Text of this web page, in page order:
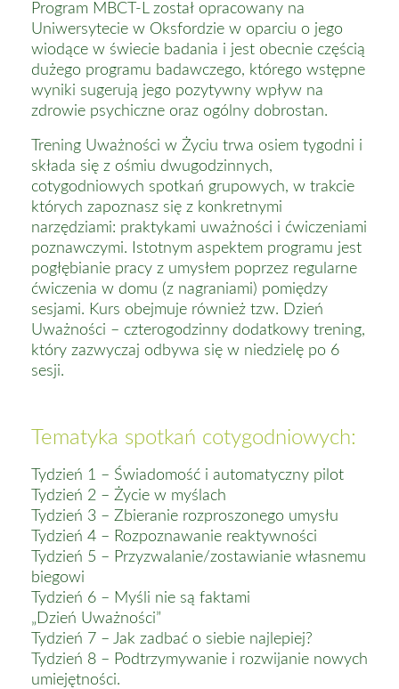
Program MBCT-L został opracowany na
Uniwersytecie w Oksfordzie w oparciu o jego
wiodące w świecie badania i jest obecnie częścią
dużego programu badawczego, którego wstępne
wyniki sugerują jego pozytywny wpływ na
zdrowie psychiczne oraz ogólny dobrostan.
Trening Uważności w Życiu trwa osiem tygodni i
składa się z ośmiu dwugodzinnych,
cotygodniowych spotkań grupowych, w trakcie
których zapoznasz się z konkretnymi
narzędziami: praktykami uważności i ćwiczeniami
poznawczymi. Istotnym aspektem programu jest
pogłębianie pracy z umysłem poprzez regularne
ćwiczenia w domu (z nagraniami) pomiędzy
sesjami. Kurs obejmuje również tzw. Dzień
Uważności – czterogodzinny dodatkowy trening,
który zazwyczaj odbywa się w niedzielę po 6
sesji.
Tematyka spotkań cotygodniowych:
Tydzień 1 – Świadomość i automatyczny pilot
Tydzień 2 – Życie w myślach
Tydzień 3 – Zbieranie rozproszonego umysłu
Tydzień 4 – Rozpoznawanie reaktywności
Tydzień 5 – Przyzwalanie/zostawianie własnemu
biegowi
Tydzień 6 – Myśli nie są faktami
„Dzień Uważności”
Tydzień 7 – Jak zadbać o siebie najlepiej?
Tydzień 8 – Podtrzymywanie i rozwijanie nowych
umiejętności.